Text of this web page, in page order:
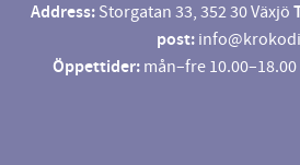
Address: Storgatan 33, 352 30 Växjö
post:
Öppettider:mån–fre